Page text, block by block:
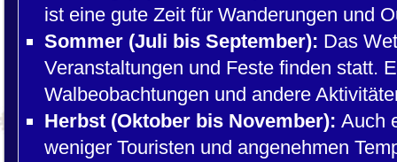
ist eine gute Zeit für Wanderungen und
Sommer (Juli bis September): Das
Veranstaltungen und Feste finden statt.
Walbeobachtungen und andere
Herbst (Oktober bis November): Auch
weniger Touristen und angenehmen